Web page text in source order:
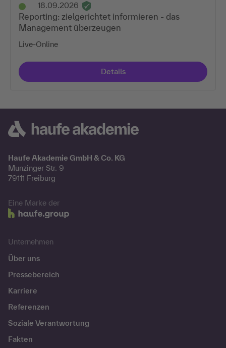
18.09.2026
Reporting: zielgerichtet informieren - das
Management überzeugen
Live-Online
Details
Haufe Akademie GmbH & Co. KG
Munzinger Str. 9
79111 Freiburg
Eine Marke der
Unternehmen
Über uns
Pressebereich
Karriere
Referenzen
Soziale Verantwortung
Fakten